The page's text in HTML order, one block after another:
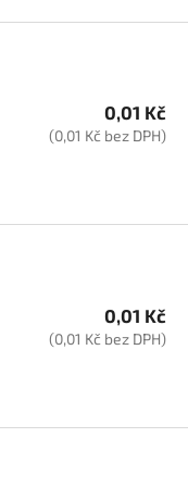
0,01 Kč
(0,01 Kč bez DPH)
0,01 Kč
(0,01 Kč bez DPH)